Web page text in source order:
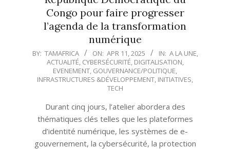
Congo pour faire progresser
l’agenda de la transformation
numérique
2025-
11
BY: TAMAFRICA ON: APR 11, 2025 IN: A LA UNE,
ACTUALITÉ, CYBERSÉCURITÉ, DIGITALISATION,
EVENEMENT, GOUVERNANCE/POLITIQUE,
INFRASTRUCTURES &DÉVELOPPEMENT, INITIATIVES,
TECH
Durant cinq jours, l’atelier abordera des
thématiques clés telles que les plateformes
d’identité numérique, les systèmes de e-
gouvernement, la cybersécurité, la protection